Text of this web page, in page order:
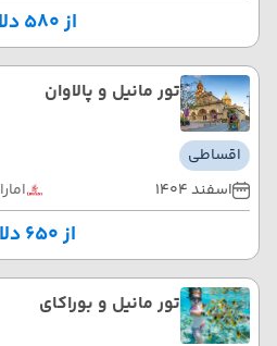
از ۵۸۰ دلار
تور مانیل و پالاوان
اقساطی
اسفند 1404
از ۶۵۰ دلار
تور مانیل و بوراکای